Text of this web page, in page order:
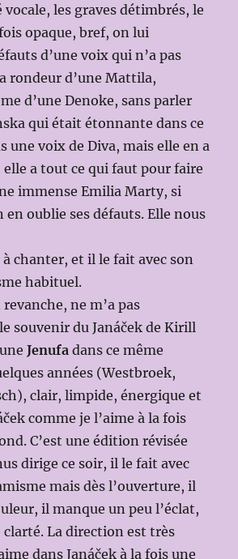
les graves détimbrés, le
opaque, bref, on lui
d’une voix qui n’a pas
rondeur d’une Mattila,
d’une Denoke, sans parler
qui était étonnante dans ce
une voix de Diva, mais elle en a
a tout ce qui faut pour faire
immense Emilia Marty, si
en oublie ses défauts. Elle nous
chanter, et il le fait avec son
habituel.
ne m’a pas
souvenir du Janáček de Kirill
Jenufa dans ce même
années (Westbroek,
clair, limpide, énergique et
comme je l’aime à la fois
C’est une édition révisée
dirige ce soir, il le fait avec
mais dès l’ouverture, il
il manque un peu l’éclat,
clarté. La direction est très
dans Janáček à la fois une